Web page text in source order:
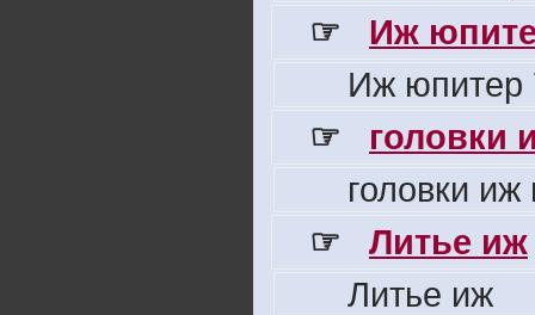
☞
Иж
Иж юпитер
☞
головки
головки
☞
Литье иж
Литье иж